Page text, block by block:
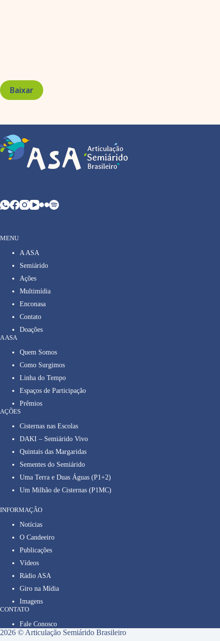
Baixar
MENU
A ASA
Semiárido
Ações
Multimídia
Enconasa
Contato
Doações
A ASA
Quem Somos
Como Surgimos
Linha do Tempo
Espaços de Participação
Prêmios
AÇÕES
Cisternas nas Escolas
DAKI – Semiárido Vivo
Quintais das Margaridas
Sementes do Semiárido
Uma Terra e Duas Águas (P1+2)
Um Milhão de Cisternas (P1MC)
INFORMAÇÃO
Notícias
O Candeeiro
Publicações
Vídeos
Rádio ASA
Giro na Mídia
Imagens
CONTATO
Fale Conosco
2026 © Articulação Semiárido Brasileiro